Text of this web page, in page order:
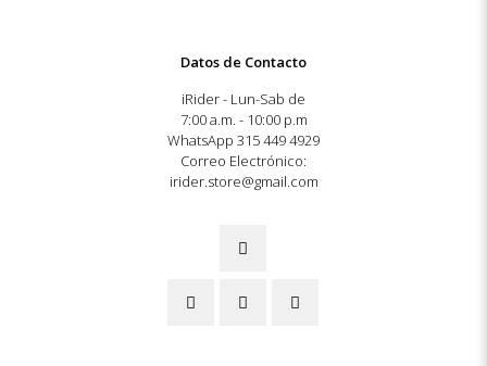
Datos de Contacto
iRider - Lun-Sab de
7:00 a.m. - 10:00 p.m
WhatsApp 315 449 4929
Correo Electrónico:
irider.store@gmail.com